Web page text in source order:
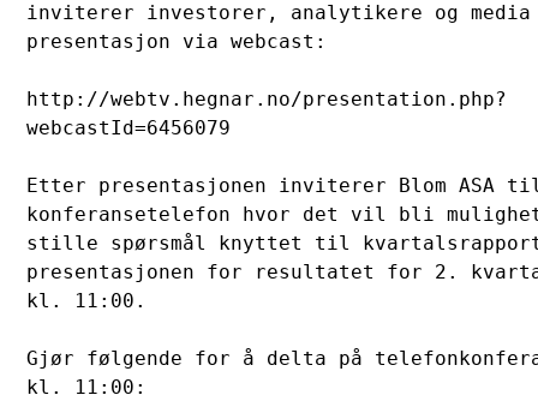
inviterer investorer, analytikere og
presentasjon via webcast:
http://webtv.hegnar.no/presentation.php?
webcastId=6456079
Etter presentasjonen inviterer Blom ASA
konferansetelefon hvor det vil bli
stille spørsmål knyttet til
presentasjonen for resultatet for 2.
kl. 11:00.
Gjør følgende for å delta på
kl. 11:00: